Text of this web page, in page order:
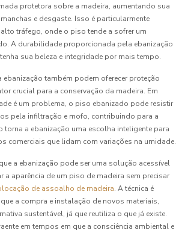
protetora sobre a madeira, aumentando sua
e desgaste. Isso é particularmente
tráfego, onde o piso tende a sofrer um
A durabilidade proporcionada pela ebanização
sua beleza e integridade por mais tempo.
também podem oferecer proteção
crucial para a conservação da madeira. Em
é um problema, o piso ebanizado pode resistir
pela infiltração e mofo, contribuindo para a
torna a ebanização uma escolha inteligente para
comerciais que lidam com variações na umidade.
a ebanização pode ser uma solução acessível
a aparência de um piso de madeira sem precisar
de assoalho de madeira. A técnica é
a compra e instalação de novos materiais,
sustentável, já que reutiliza o que já existe.
em tempos em que a consciência ambiental e